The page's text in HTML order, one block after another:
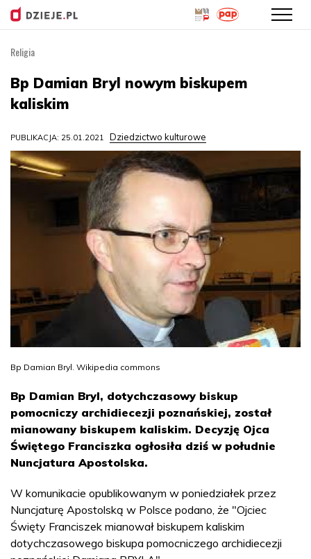
treści
Religia
Bp Damian Bryl nowym biskupem
kaliskim
PUBLIKACJA: 25.01.2021 Dziedzictwo kulturowe
Bp Damian Bryl. Wikipedia commons
Bp Damian Bryl, dotychczasowy biskup
pomocniczy archidiecezji poznańskiej, został
mianowany biskupem kaliskim. Decyzję Ojca
Świętego Franciszka ogłosiła dziś w południe
Nuncjatura Apostolska.
W komunikacie opublikowanym w poniedziałek przez
Nuncjaturę Apostolską w Polsce podano, że "Ojciec
Święty Franciszek mianował biskupem kaliskim
dotychczasowego biskupa pomocniczego archidiecezji